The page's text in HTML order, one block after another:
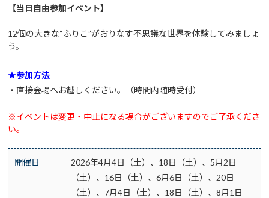
【当日自由参加イベント】
12個の大きな“ふりこ”がおりなす不思議な世界を体験してみましょ
う。
★参加方法
・直接会場へお越しください。（時間内随時受付）
※イベントは変更・中止になる場合がございますのでご了承くださ
い。
開催日
2026年4月4日（土）、18日（土）、5月2日
（土）、16日（土）、6月6日（土）、20日
（土）、7月4日（土）、18日（土）、8月1日